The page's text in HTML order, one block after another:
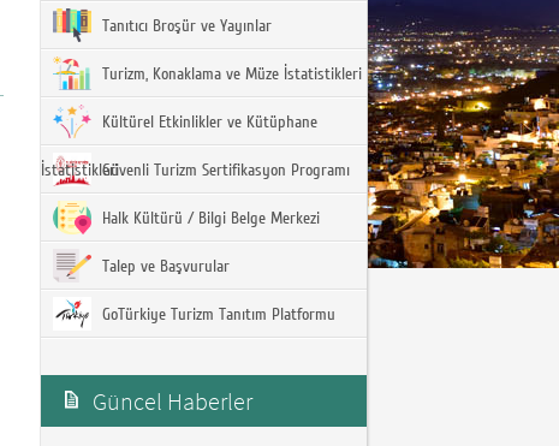
Tanıtıcı Broşür ve Yayınlar
Turizm, Konaklama ve Müze İstatistikleri
Kültürel Etkinlikler ve Kütüphane
İstatistikleriGüvenli Turizm Sertifikasyon Programı
Halk Kültürü / Bilgi Belge Merkezi
Talep ve Başvurular
GoTürkiye Turizm Tanıtım Platformu
Güncel Haberler